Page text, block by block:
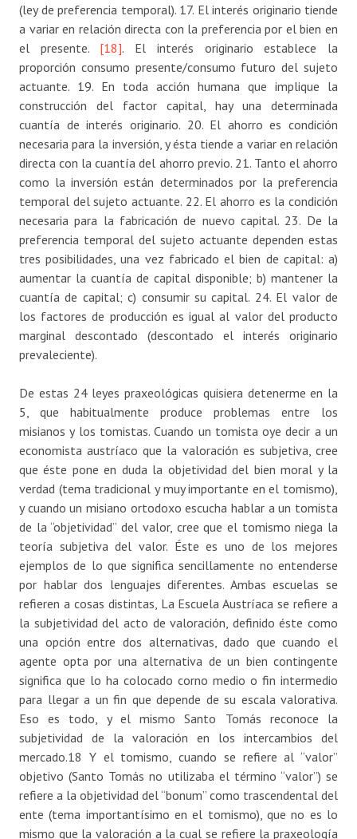
(ley de preferencia temporal). 17. El interés originario tiende
a variar en relación directa con la preferencia por el bien en
el presente. [18]. El interés originario establece la
proporción consumo presente/consumo futuro del sujeto
actuante. 19. En toda acción humana que implique la
construcción del factor capital, hay una determinada
cuantía de interés originario. 20. El ahorro es condición
necesaria para la inversión, y ésta tiende a variar en relación
directa con la cuantía del ahorro previo. 21. Tanto el ahorro
como la inversión están determinados por la preferencia
temporal del sujeto actuante. 22. El ahorro es la condición
necesaria para la fabricación de nuevo capital. 23. De la
preferencia temporal del sujeto actuante dependen estas
tres posibilidades, una vez fabricado el bien de capital: a)
aumentar la cuantía de capital disponible; b) mantener la
cuantía de capital; c) consumir su capital. 24. El valor de
los factores de producción es igual al valor del producto
marginal descontado (descontado el interés originario
prevaleciente).
De estas 24 leyes praxeológicas quisiera detenerme en la
5, que habitualmente produce problemas entre los
misianos y los tomistas. Cuando un tomista oye decir a un
economista austríaco que la valoración es subjetiva, cree
que éste pone en duda la objetividad del bien moral y la
verdad (tema tradicional y muy importante en el tomismo),
y cuando un misiano ortodoxo escucha hablar a un tomista
de la “objetividad” del valor, cree que el tomismo niega la
teoría subjetiva del valor. Éste es uno de los mejores
ejemplos de lo que significa sencillamente no entenderse
por hablar dos lenguajes diferentes. Ambas escuelas se
refieren a cosas distintas, La Escuela Austríaca se refiere a
la subjetividad del acto de valoración, definido éste como
una opción entre dos alternativas, dado que cuando el
agente opta por una alternativa de un bien contingente
significa que lo ha colocado corno medio o fin intermedio
para llegar a un fin que depende de su escala valorativa.
Eso es todo, y el mismo Santo Tomás reconoce la
subjetividad de la valoración en los intercambios del
mercado.18 Y el tomismo, cuando se refiere al “valor”
objetivo (Santo Tomás no utilizaba el término “valor”) se
refiere a la objetividad del “bonum” como trascendental del
ente (tema importantísimo en el tomismo), que no es lo
mismo que la valoración a la cual se refiere la praxeología